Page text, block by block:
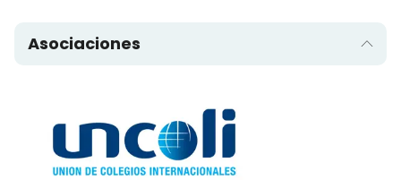
Asociaciones